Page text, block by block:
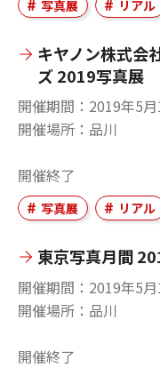
写真展 リアル
キヤノン株式会
ズ 2019写真展
開催期間
2019年5
開催場所
品川
開催終了
写真展 リアル
東京写真月間
開催期間
2019年5
開催場所
品川
開催終了